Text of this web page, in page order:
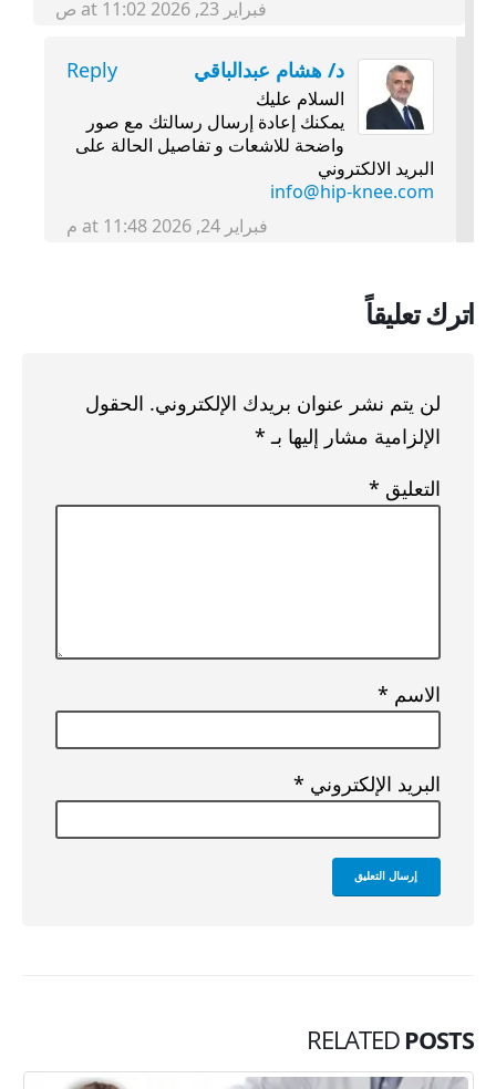
فبراير 23, 2026 at 11:02 ص
د/ هشام عبدالباقي Reply
السلام عليك
يمكنك إعادة إرسال رسالتك مع صور
واضحة للاشعات و تفاصيل الحالة على
البريد الالكتروني
info@hip-knee.com
فبراير 24, 2026 at 11:48 م
اترك تعليقاً
لن يتم نشر عنوان بريدك الإلكتروني. الحقول
الإلزامية مشار إليها بـ *
التعليق *
الاسم *
البريد الإلكتروني *
RELATED POSTS